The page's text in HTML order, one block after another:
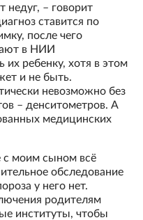
недуг, – говорит
ставится по
после чего
в НИИ
их ребенку, хотя в этом
и не быть.
невозможно без
– денситометров. А
медицинских
с моим сыном всё
обследование
у него нет.
родителям
институты, чтобы